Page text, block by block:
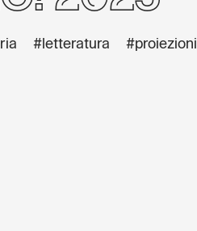
#letteratura #proiezioni